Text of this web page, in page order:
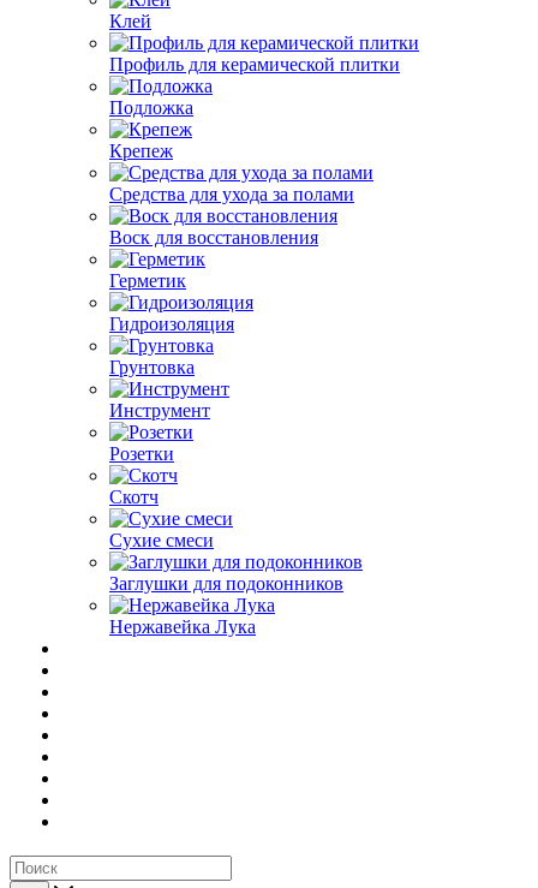
Клей
Профиль для керамической плитки
Подложка
Крепеж
Средства для ухода за полами
Воск для восстановления
Герметик
Гидроизоляция
Грунтовка
Инструмент
Розетки
Скотч
Сухие смеси
Заглушки для подоконников
Нержавейка Лука